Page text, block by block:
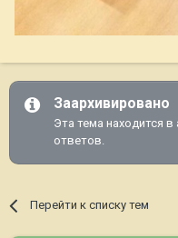
Заархивировано
Эта тема находится
ответов.
Перейти к списку тем